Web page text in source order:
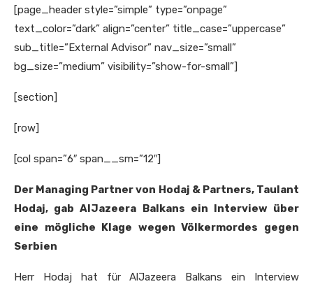
[page_header style=”simple” type=”onpage”
text_color=”dark” align=”center” title_case=”uppercase”
sub_title=”External Advisor” nav_size=”small”
bg_size=”medium” visibility=”show-for-small”]
[section]
[row]
[col span=”6″ span__sm=”12″]
Der Managing Partner von Hodaj & Partners, Taulant
Hodaj, gab AlJazeera Balkans ein Interview über
eine mögliche Klage wegen Völkermordes gegen
Serbien
Herr Hodaj hat für AlJazeera Balkans ein Interview